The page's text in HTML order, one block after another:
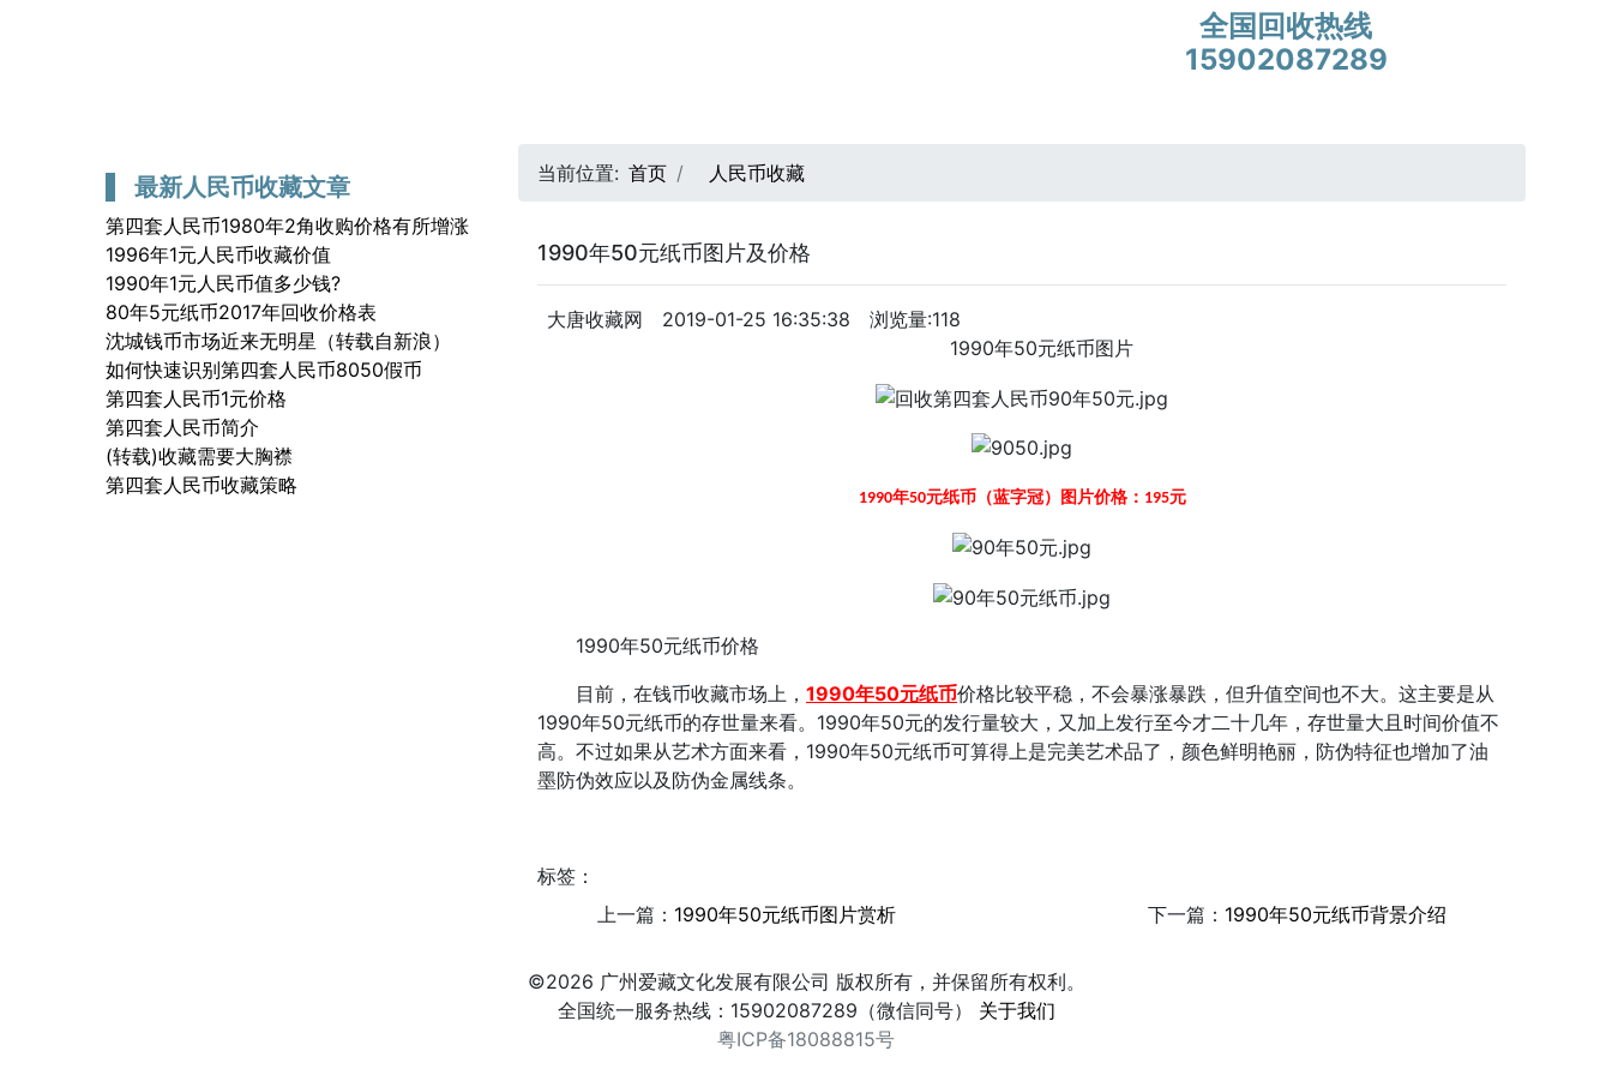
全国回收热线
15902087289
最新人民币收藏文章
第四套人民币1980年2角收购价格有所增涨
1996年1元人民币收藏价值
1990年1元人民币值多少钱?
80年5元纸币2017年回收价格表
沈城钱币市场近来无明星（转载自新浪）
如何快速识别第四套人民币8050假币
第四套人民币1元价格
第四套人民币简介
(转载)收藏需要大胸襟
第四套人民币收藏策略
当前位置: 首页 人民币收藏
1990年50元纸币图片及价格
大唐收藏网 2019-01-25 16:35:38
浏览量:118
1990年50元纸币图片
1990年50元纸币（蓝字冠）图片价格：195元
1990年50元纸币价格
目前，在钱币收藏市场上， 1990年50元纸币价格比较平稳，不会暴涨暴跌，但升值空间也不大。这主要是从
1990年50元纸币的存世量来看。1990年50元的发行量较大，又加上发行至今才二十几年，存世量大且时间价值不
高。不过如果从艺术方面来看，1990年50元纸币可算得上是完美艺术品了，颜色鲜明艳丽，防伪特征也增加了油
墨防伪效应以及防伪金属线条。
标签：
上一篇： 1990年50元纸币图片赏析 下一篇： 1990年50元纸币背景介绍
©2026 广州爱藏文化发展有限公司 版权所有，并保留所有权利。
全国统一服务热线：15902087289（微信同号） 关于我们
粤ICP备18088815号